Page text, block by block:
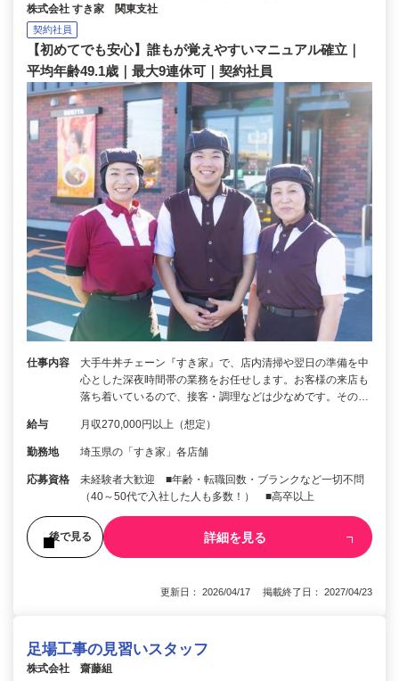
株式会社 すき家 関東支社
契約社員
【初めてでも安心】誰もが覚えやすいマニュアル確立｜
平均年齢49.1歳｜最大9連休可｜契約社員
仕事内容
大手牛丼チェーン『すき家』で、店内清掃や翌日の準備を中
心とした深夜時間帯の業務をお任せします。お客様の来店も
落ち着いているので、接客・調理などは少なめです。その…
給与 月収270,000円以上（想定）
勤務地 埼玉県の「すき家」各店舗
応募資格
未経験者大歓迎 ■年齢・転職回数・ブランクなど一切不問
（40～50代で入社した人も多数！） ■高卒以上
後で見る 詳細を見る
更新日： 2026/04/17 掲載終了日： 2027/04/23
足場工事の見習いスタッフ
株式会社 齋藤組